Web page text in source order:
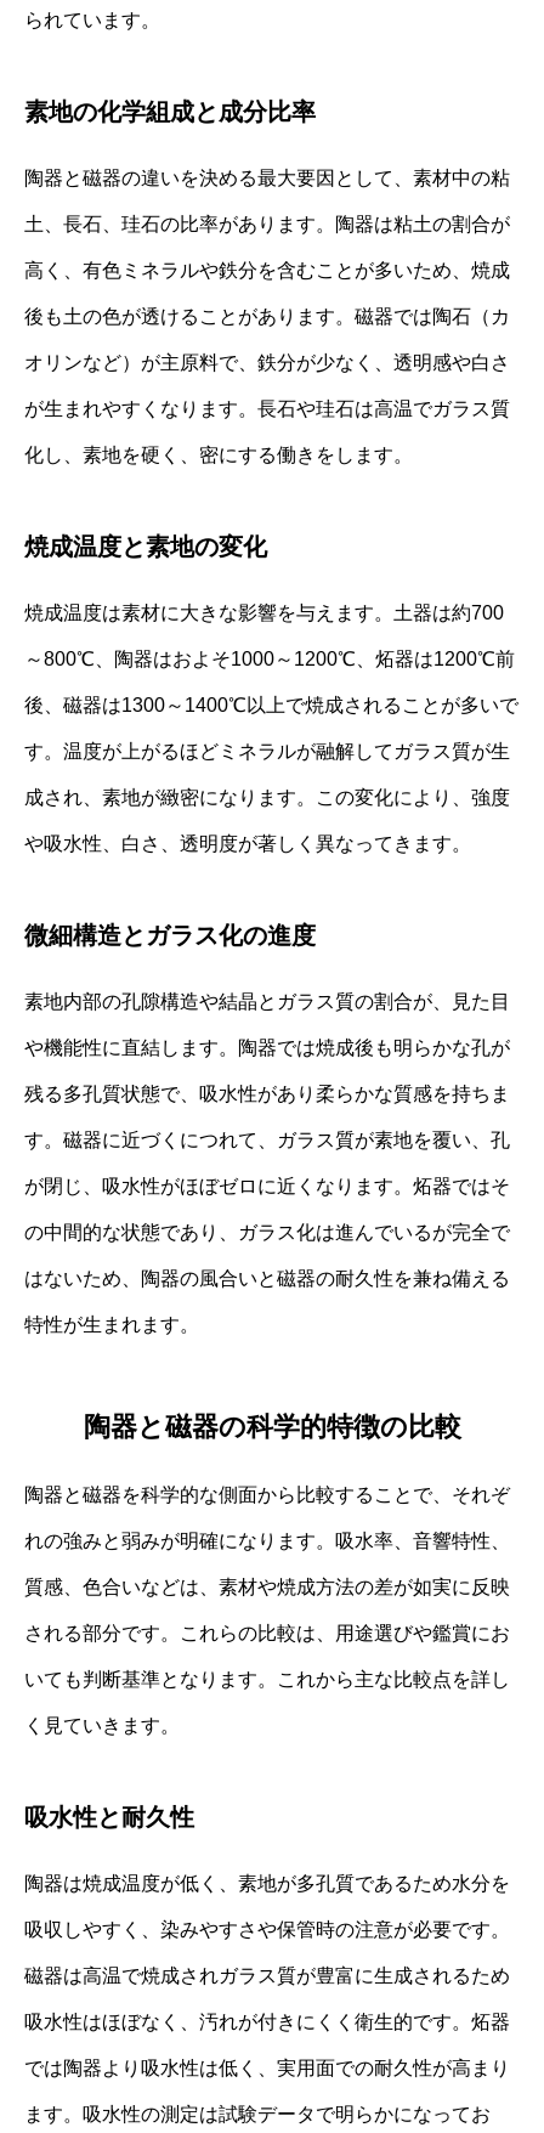
られています。
素地の化学組成と成分比率
陶器と磁器の違いを決める最大要因として、素材中の粘
土、長石、珪石の比率があります。陶器は粘土の割合が
高く、有色ミネラルや鉄分を含むことが多いため、焼成
後も土の色が透けることがあります。磁器では陶石（カ
オリンなど）が主原料で、鉄分が少なく、透明感や白さ
が生まれやすくなります。長石や珪石は高温でガラス質
化し、素地を硬く、密にする働きをします。
焼成温度と素地の変化
焼成温度は素材に大きな影響を与えます。土器は約700
～800℃、陶器はおよそ1000～1200℃、炻器は1200℃前
後、磁器は1300～1400℃以上で焼成されることが多いで
す。温度が上がるほどミネラルが融解してガラス質が生
成され、素地が緻密になります。この変化により、強度
や吸水性、白さ、透明度が著しく異なってきます。
微細構造とガラス化の進度
素地内部の孔隙構造や結晶とガラス質の割合が、見た目
や機能性に直結します。陶器では焼成後も明らかな孔が
残る多孔質状態で、吸水性があり柔らかな質感を持ちま
す。磁器に近づくにつれて、ガラス質が素地を覆い、孔
が閉じ、吸水性がほぼゼロに近くなります。炻器ではそ
の中間的な状態であり、ガラス化は進んでいるが完全で
はないため、陶器の風合いと磁器の耐久性を兼ね備える
特性が生まれます。
陶器と磁器の科学的特徴の比較
陶器と磁器を科学的な側面から比較することで、それぞ
れの強みと弱みが明確になります。吸水率、音響特性、
質感、色合いなどは、素材や焼成方法の差が如実に反映
される部分です。これらの比較は、用途選びや鑑賞にお
いても判断基準となります。これから主な比較点を詳し
く見ていきます。
吸水性と耐久性
陶器は焼成温度が低く、素地が多孔質であるため水分を
吸収しやすく、染みやすさや保管時の注意が必要です。
磁器は高温で焼成されガラス質が豊富に生成されるため
吸水性はほぼなく、汚れが付きにくく衛生的です。炻器
では陶器より吸水性は低く、実用面での耐久性が高まり
ます。吸水性の測定は試験データで明らかになってお